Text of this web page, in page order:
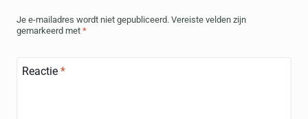
Je e-mailadres wordt niet gepubliceerd. Vereiste velden zijn
gemarkeerd met *
Reactie *